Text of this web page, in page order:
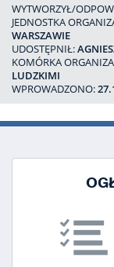
WYTWORZYŁ/
JEDNOSTKA
WARSZAWIE
UDOSTĘPNIŁ:
KOMÓRKA
LUDZKIMI
WPROWADZONO: